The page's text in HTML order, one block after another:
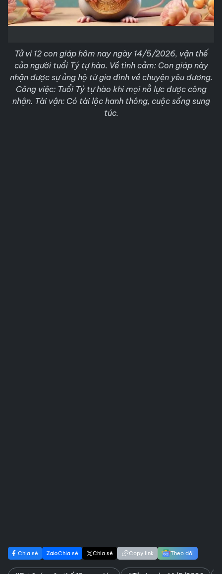
Tử vi 12 con giáp hôm nay ngày 14/5/2026, vận thế
của người tuổi Tý tự hào. Về tình cảm: Con giáp này
nhận được sự ủng hộ từ gia đình về chuyện yêu đương.
Công việc: Tuổi Tý tự hào khi mọi nỗ lực được công
nhận. Tài vận: Có tài lộc hanh thông, cuộc sống sung
túc.
Chia sẻ Chia sẻ Chia sẻ Copy link Theo dõi